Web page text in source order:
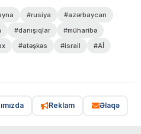
#rusiya
#azərbaycan
#danışıqlar
#müharibə
#atəşkəs #israil
#Aİ
Reklam Əlaqə